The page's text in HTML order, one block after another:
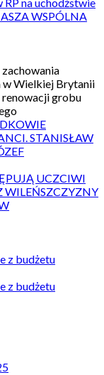
WSPÓLNA
Wielkiej Brytanii
grobu
STANISŁAW
UCZCIWI
WILEŃSZCZYZNY
z budżetu
z budżetu